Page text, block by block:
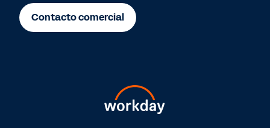
Contacto comercial